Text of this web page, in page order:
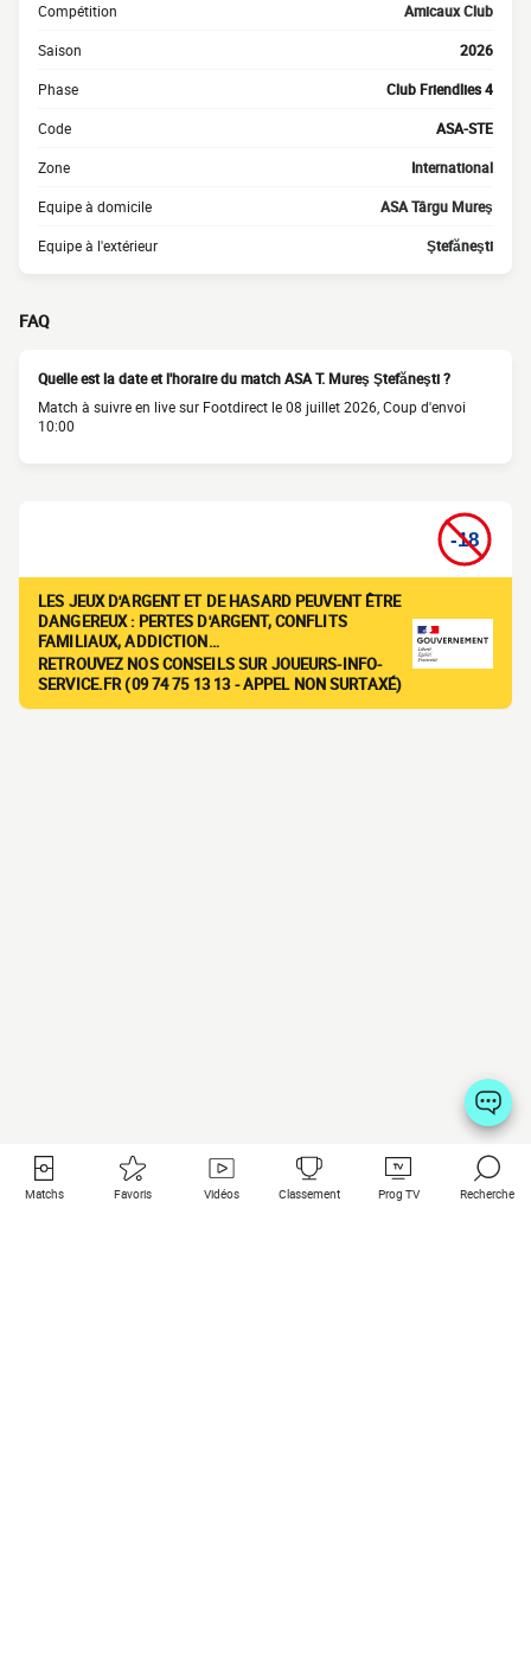
Compétition Amicaux Club
Saison 2026
Phase Club Friendlies 4
Code ASA-STE
Zone International
Equipe à domicile ASA Târgu Mureş
Equipe à l'extérieur Ştefăneşti
FAQ
Quelle est la date et l'horaire du match ASA T. Mureş Ştefăneşti ?
Match à suivre en live sur Footdirect le 08 juillet 2026, Coup d'envoi
10:00
LES JEUX D'ARGENT ET DE HASARD PEUVENT ÊTRE
DANGEREUX : PERTES D'ARGENT, CONFLITS
FAMILIAUX, ADDICTION…
RETROUVEZ NOS CONSEILS SUR JOUEURS-INFO-
SERVICE.FR (09 74 75 13 13 - APPEL NON SURTAXÉ)
Matchs Favoris Vidéos Classement Prog TV Recherche